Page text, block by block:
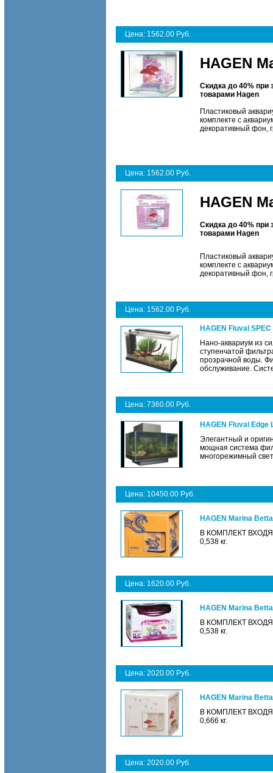
Цена: 1562.00 Руб.
HAGEN
Скидка до 40% при
товарами Hagen
Пластиковый
комплекте с
декоративный фон,
Цена: 1562.00 Руб.
HAGEN
Скидка до 40% при
товарами Hagen
Пластиковый
комплекте с
декоративный фон,
Цена: 1562.00 Руб.
HAGEN Fluval
Нано-аквариум из
ступенчатой
прозрачной воды.
обслуживание.
Цена: 7360.00 Руб.
HAGEN Fluval
Элегантный и
мощная система
многорежимный
Цена: 10450.00 Руб.
HAGEN Marina
В КОМПЛЕКТ
0,538 кг.
Цена: 1620.00 Руб.
HAGEN Marina
В КОМПЛЕКТ
0,538 кг.
Цена: 2020.00 Руб.
HAGEN Marina
В КОМПЛЕКТ
0,666 кг.
Цена: 2020.00 Руб.